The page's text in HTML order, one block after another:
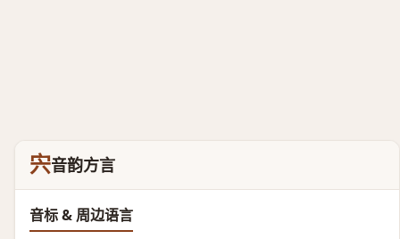
宍音韵方言
音标 & 周边语言